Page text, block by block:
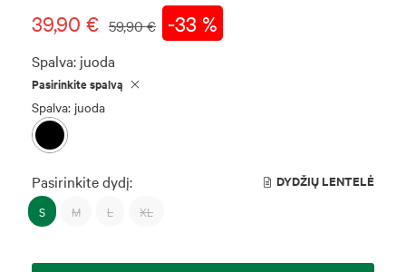
39,90 € 59,90 € -33 %
Spalva: juoda
Pasirinkite spalvą
Spalva: juoda
Pasirinkite dydį: DYDŽIŲ LENTELĖ
S M L XL